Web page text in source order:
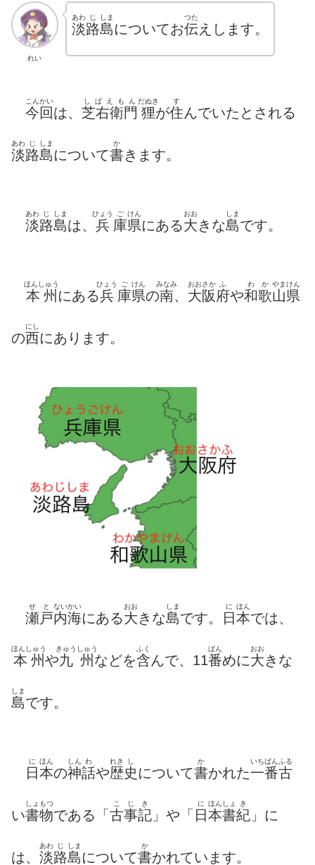
れい
淡
あわ
路
じ
島
しま
についてお伝
つた
えします。
今回
こんかい
は、 芝右衛門
しばえもん
狸
だぬき
が住
す
んでいたとされる
淡
あわ
路
じ
島
しま
について書
か
きます。
淡
あわ
路
じ
島
しま
は、 兵
ひょう
庫
ご
県
けん
にある大
おお
きな島
しま
です。
本州
ほんしゅう
にある兵
ひょう
庫
ご
県
けん
の南
みなみ
、 大阪
おおさか
府
ふ
や和
わ
歌
か
山県
やまけん
の西
にし
にあります。
瀬
せ
戸
と
内海
ないかい
にある大
おお
きな島
しま
です。 日
に
本
ほん
では、
本州
ほんしゅう
や九州
きゅうしゅう
などを含
ふく
んで、11番
ばん
めに大
おお
きな
島
しま
です。
日
に
本
ほん
の神
しん
話
わ
や歴
れき
史
し
について書
か
かれた一番古
いちばんふる
い書物
しょもつ
である「 古事記
こじき
」や「 日
に
本
ほん
書
しょ
紀
き
」に
は、 淡
あわ
路
じ
島
しま
について書
か
かれています。